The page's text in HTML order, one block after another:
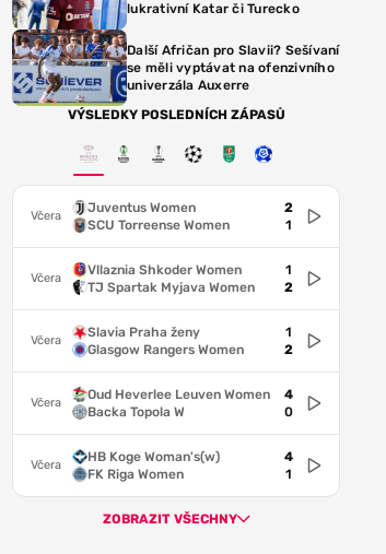
lukrativní Katar či Turecko
Další Afričan pro Slavii? Sešívaní
se měli vyptávat na ofenzivního
univerzála Auxerre
VÝSLEDKY POSLEDNÍCH ZÁPASŮ
Včera
Juventus Women
SCU Torreense Women
2
1
Včera
Vllaznia Shkoder Women
TJ Spartak Myjava Women
1
2
Včera
Slavia Praha ženy
Glasgow Rangers Women
1
2
Včera
Oud Heverlee Leuven Women
Backa Topola W
4
0
Včera
HB Koge Woman's(w)
FK Riga Women
4
1
ZOBRAZIT VŠECHNY